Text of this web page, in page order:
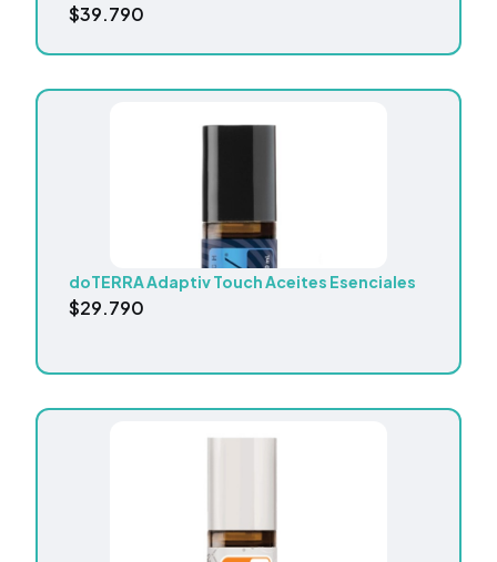
$39.790
doTERRA Adaptiv Touch Aceites Esenciales
$29.790